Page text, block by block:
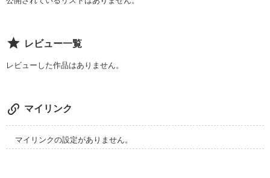
レビュー一覧
レビューした作品はありません。
マイリンク
マイリンクの設定がありません。